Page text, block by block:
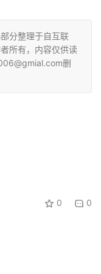
分整理于自互联
所有，内容仅供读
删
0 0